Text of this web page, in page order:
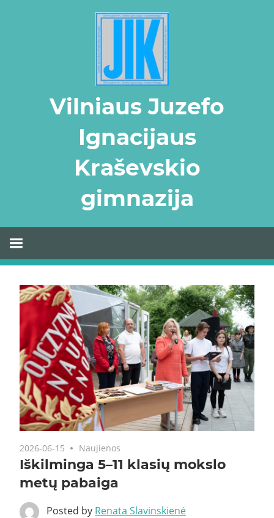
Vilniaus Juzefo
Ignacijaus
Kraševskio
gimnazija
2026-06-15 Naujienos
Iškilminga 5–11 klasių mokslo
metų pabaiga
Posted by Renata Slavinskienė